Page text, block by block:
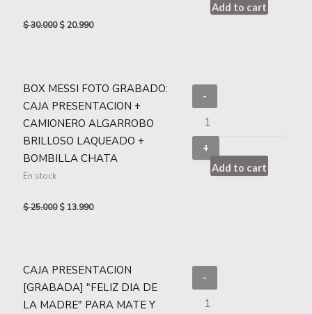
$30.000 $20.990
Add to cart
BOX MESSI FOTO GRABADO:
CAJA PRESENTACION +
CAMIONERO ALGARROBO
BRILLOSO LAQUEADO +
BOMBILLA CHATA
En stock
$25.000 $ 13.990
-
+
Add to cart
CAJA PRESENTACION
[GRABADA] "FELIZ DIA DE
LA MADRE" PARA MATE Y
-